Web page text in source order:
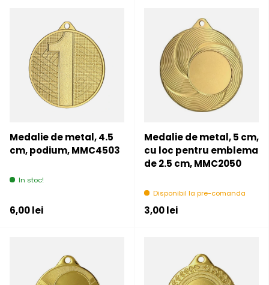
Medalie de metal, 4.5
cm, podium, MMC4503
In stoc!
Pret initial
6,00 lei
Medalie de metal, 5 cm,
cu loc pentru emblema
de 2.5 cm, MMC2050
Disponibil la pre-comanda
Pret initial
3,00 lei